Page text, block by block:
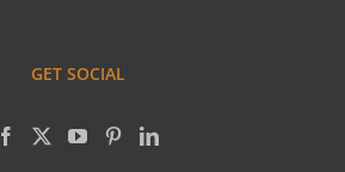
GET SOCIAL